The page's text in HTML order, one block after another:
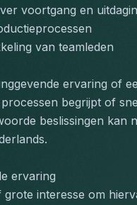
voortgang en
van teamleden
ervaring of
begrijpt of
beslissingen kan
ervaring
interesse om